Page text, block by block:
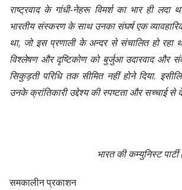
राष्ट्रवाद के गांधी-नेहरू विमर्श का भार ही
भारतीय संस्करण के साथ उनका संघर्ष एक
था, जो इस प्रणाली के अन्दर से संचालित हो
विश्लेषण और दृष्टिकोण को बुर्जुआ उदारवाद और
सिकुड़ती परिधि तक सीमित नहीं होने दिया.
उनके क्रांतिकारी उद्देश्य की स्पष्टता और सच्चाई से
भारत की कम्युनिस्ट पार्टी
समकालीन प्रकाशन